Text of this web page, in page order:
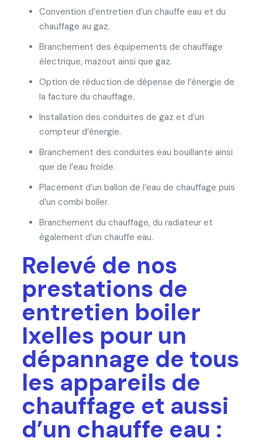
Convention d’entretien d’un chauffe eau et du
chauffage au gaz.
Branchement des équipements de chauffage
électrique, mazout ainsi que gaz.
Option de réduction de dépense de l’énergie de
la facture du chauffage.
Installation des conduites de gaz et d’un
compteur d’énergie.
Branchement des conduites eau bouillante ainsi
que de l’eau froide.
Placement d’un ballon de l’eau de chauffage puis
d’un combi boiler.
Branchement du chauffage, du radiateur et
également d’un chauffe eau.
Relevé de nos
prestations de
entretien boiler
Ixelles pour un
dépannage de tous
les appareils de
chauffage et aussi
d’un chauffe eau :